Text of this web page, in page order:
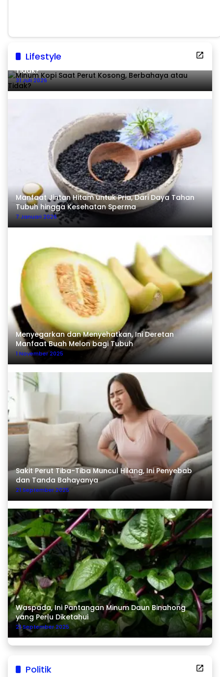
Lifestyle
Minum Kopi Saat Perut Kosong, Berbahaya atau
Tidak?
31 Juli 2026
Manfaat Jintan Hitam untuk Pria, Dari Daya Tahan
Tubuh hingga Kesehatan Sperma
7 Januari 2026
Menyegarkan dan Menyehatkan, Ini Deretan
Manfaat Buah Melon bagi Tubuh
1 November 2025
Sakit Perut Tiba-Tiba Muncul Hilang, Ini Penyebab
dan Tanda Bahayanya
21 September 2025
Waspada, Ini Pantangan Minum Daun Binahong
yang Perlu Diketahui
21 September 2025
Politik